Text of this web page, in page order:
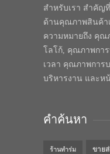
สำหรับเรา สำคัญ
ด้านคุณภาพสินค้า
ความหมายถึง คุ
โลโก้, คุณภาพกา
เวลา คุณภาพการ
บริหารงาน และห
คำค้นหา
ร้านทำร่ม ขาย